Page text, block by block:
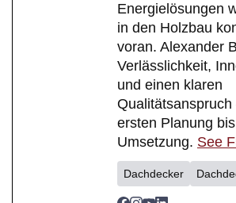
Energielösungen
in den Holzbau
voran. Alexander
Verlässlichkeit,
und einen klaren
Qualitätsanspruch
ersten Planung
Umsetzung. See
Dachdecker